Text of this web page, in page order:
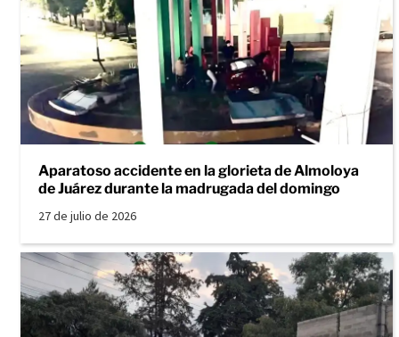
Aparatoso accidente en la glorieta de Almoloya
de Juárez durante la madrugada del domingo
27 de julio de 2026